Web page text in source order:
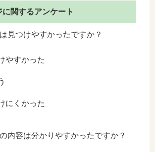
に関するアンケート
見つけやすかったですか？
やすかった
にくかった
内容は分かりやすかったですか？